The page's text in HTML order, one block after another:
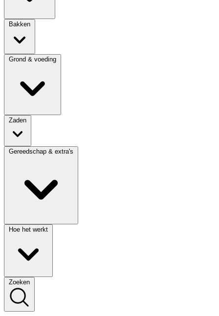
Bakken
Grond & voeding
Zaden
Gereedschap & extra's
Hoe het werkt
Zoeken